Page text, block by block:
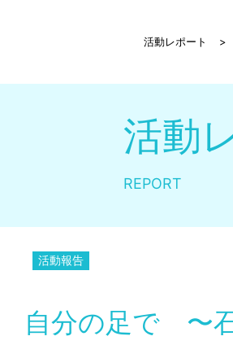
活動レポート >
活動
REPORT
活動報告
自分の足で 〜